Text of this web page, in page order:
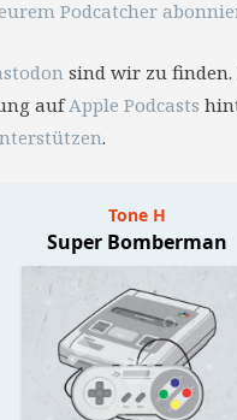
Podcatcher
sind wir zu
aufApple Podcasts
.